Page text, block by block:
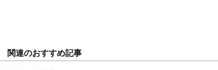
関連のおすすめ記事